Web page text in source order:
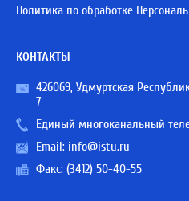
Политика по обработке
КОНТАКТЫ
426069, Удмуртская
7
Единый многоканальный
Email: info@istu.ru
Факс: (3412) 50-40-55